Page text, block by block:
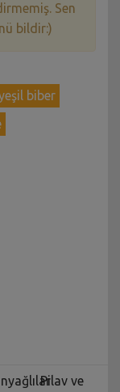
Sen
bildir:)
biber
Pilav ve